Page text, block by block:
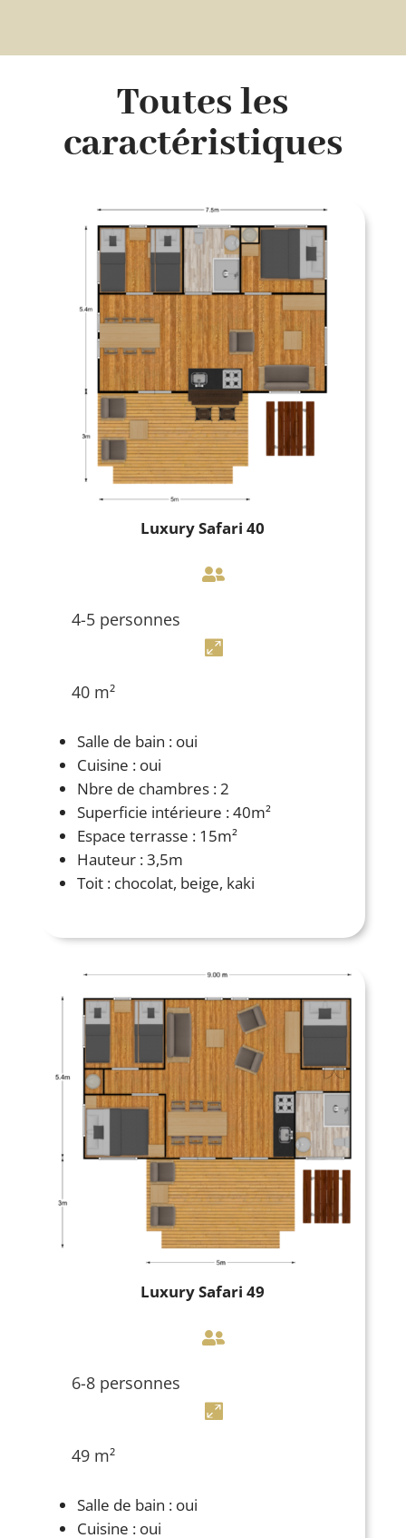
Toutes les
caractéristiques
Luxury Safari 40

4-5 personnes

40 m²
Salle de bain : oui
Cuisine : oui
Nbre de chambres : 2
Superficie intérieure : 40m²
Espace terrasse : 15m²
Hauteur : 3,5m
Toit : chocolat, beige, kaki
Luxury Safari 49

6-8 personnes

49 m²
Salle de bain : oui
Cuisine : oui